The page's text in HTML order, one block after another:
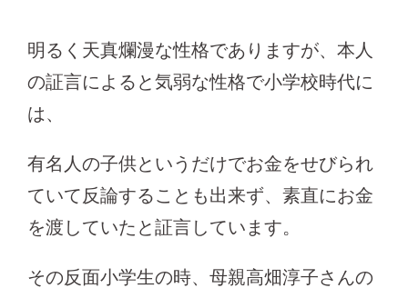
明るく天真爛漫な性格でありますが、本人
の証言によると気弱な性格で小学校時代に
は、
有名人の子供というだけでお金をせびられ
ていて反論することも出来ず、素直にお金
を渡していたと証言しています。
その反面小学生の時、母親高畑淳子さんの